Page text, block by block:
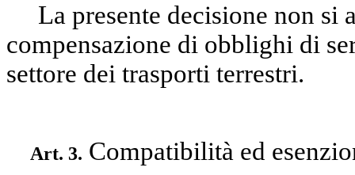
La presente decisione non
compensazione di obblighi di
settore dei trasporti terrestri.
Art. 3. Compatibilità ed